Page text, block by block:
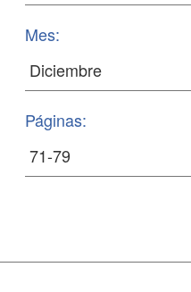
Mes:
Páginas: